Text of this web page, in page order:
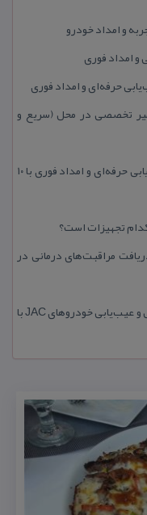
امداد فوری
حرفه‌ای و امداد فوری
تخصصی در محل (سریع و
تعمیرگاه تخصصی كوییك در مشهد | عیب‌یابی حرفه‌ای و امداد فوری با ۱۰
مراقبت‌های درمانی در
امداد خودرو جك در مشهد | تعمیر تخصصی و عیب‌یابی خودروهای JAC با